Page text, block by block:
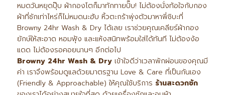
หมดวันหยุดปุ๊บ ผ้ากองโตก็มาทักทายปั๊บ! ไม่ต้องนั่งท้อใจกับกอง
ผ้าที่ซักเท่าไหร่ก็ไม่หมดนะฮับ หิ้วตะกร้าพุ่งตัวมาหาพี่ชิบะที่
Browny 24hr Wash & Dry ได้เลย เราช่วยคุณเคลียร์ผ้ากอง
ยักษ์ให้สะอาด หอมฟุ้ง และแห้งสนิทพร้อมใส่ได้ทันที ไม่ต้องง้อ
แดด ไม่ต้องรอคอยนานๆ อีกต่อไป
Browny 24hr Wash & Dry เข้าใจดีว่าเวลาพักผ่อนของคุณมี
ค่า เราจึงพร้อมดูแลด้วยมาตรฐาน Love & Care ที่เป็นกันเอง
(Friendly & Approachable) ให้คุณใช้บริการ ร้านสะดวกซัก